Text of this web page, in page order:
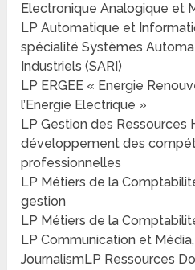
Electronique Analogique et
LP Automatique et
spécialité Systèmes
Industriels (SARI)
LP ERGEE « Energie
l’Energie Electrique »
LP Gestion des Ressources
développement des
professionnelles
LP Métiers de la
gestion
LP Métiers de la
LP Communication et
JournalismLP Ressources